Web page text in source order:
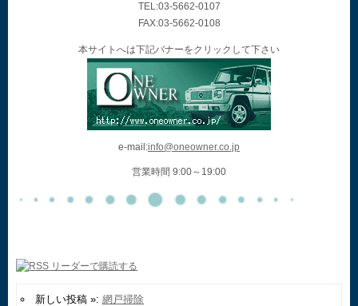
TEL:03-5662-0107
FAX:03-5662-0108
本サイトへは下記バナーをクリックして下さい
e-mail:info@oneowner.co.jp
営業時間 9:00～19:00
新しい投稿 »: 網戸掃除